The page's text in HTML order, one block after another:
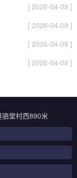
[ 2026-04-09 ]
[ 2026-04-09 ]
[ 2026-04-09 ]
[ 2026-04-09 ]
堂村西890米